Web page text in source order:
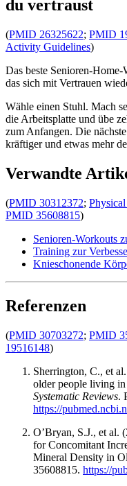
du vertraust
(PMID 26325622; PMID
Activity Guidelines)
Das beste Senioren-Home-
das sich mit Vertrauen
Wähle einen Stuhl. Mach
die Arbeitsplatte und übe
zum Anfangen. Die
kräftiger und etwas mehr
Verwandte
(PMID 30312372;
PMID 35608815)
Senioren-Workouts
Training zur
Knieschonende
Referenzen
(PMID 30703272; PMID
19516148)
Sherrington, C., et
older people living
Systematic Reviews.
https://
O’Bryan, S.J., et al.
for Concomitant
Mineral Density in
35608815. https://